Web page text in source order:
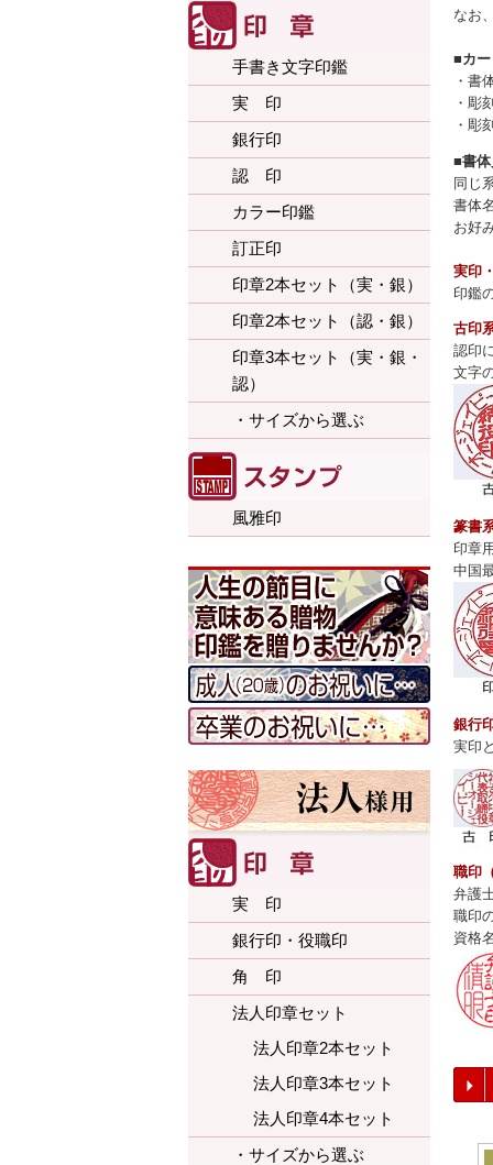
手書き文字印鑑
実 印
銀行印
認 印
カラー印鑑
訂正印
印章2本セット（実・銀）
印章2本セット（認・銀）
印章3本セット（実・銀・
認）
・サイズから選ぶ
風雅印
実 印
銀行印・役職印
角 印
法人印章セット
法人印章2本セット
法人印章3本セット
法人印章4本セット
・サイズから選ぶ
なお
■カ
・書
・彫
・彫
■書
同じ
書体
お好
実印
印鑑
古印
認印
文字
篆書
印章
中国
銀行
実印
職印
弁護
職印
資格